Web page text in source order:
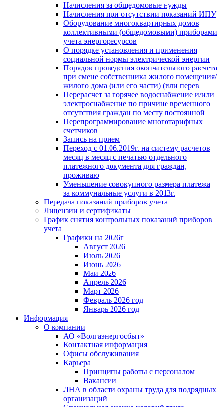
Начисления за общедомовые нужды
Начисления при отсутствии показаний ИПУ
Оборудование многоквартирных домов
коллективными (общедомовыми) приборами
учета энергоресурсов
О порядке установления и применения
социальной нормы электрической энергии
Порядок проведения окончательного расчета
при смене собственника жилого помещения/
жилого дома (или его части) (или перев
Перерасчет за горячее водоснабжение и/или
электроснабжение по причине временного
отсутствия граждан по месту постоянной
Перепрограммирование многотарифных
счетчиков
Запись на прием
Переход с 01.06.2019г. на систему расчетов
месяц в месяц с печатью отдельного
платежного документа для граждан,
проживаю
Уменьшение совокупного размера платежа
за коммунальные услуги в 2013г.
Передача показаний приборов учета
Лицензии и сертификаты
График снятия контрольных показаний приборов
учета
Графики на 2026г
Август 2026
Июль 2026
Июнь 2026
Май 2026
Апрель 2026
Март 2026
Февраль 2026 год
Январь 2026 год
Информация
О компании
АО «Волгаэнергосбыт»
Контактная информация
Офисы обслуживания
Карьера
Принципы работы с персоналом
Вакансии
ЛНА в области охраны труда для подрядных
организаций